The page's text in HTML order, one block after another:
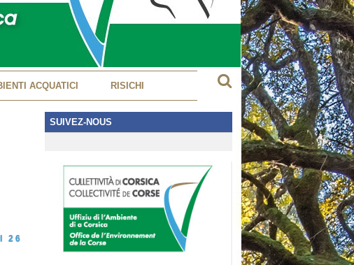
ACQUATICI RISICHI
26
SUIVEZ-NOUS